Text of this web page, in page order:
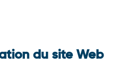
du site Web